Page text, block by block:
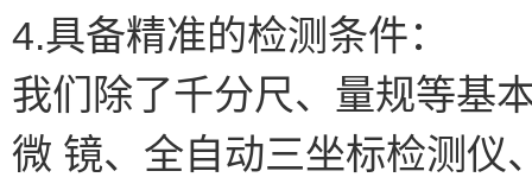
4.具备精准的检测条件：
我们除了千分尺、量规等基
微 镜、全自动三坐标检测仪